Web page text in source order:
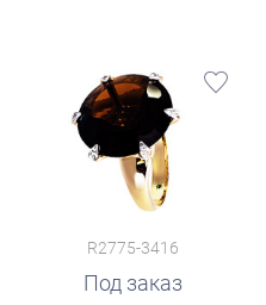
R2775-3416
Под заказ